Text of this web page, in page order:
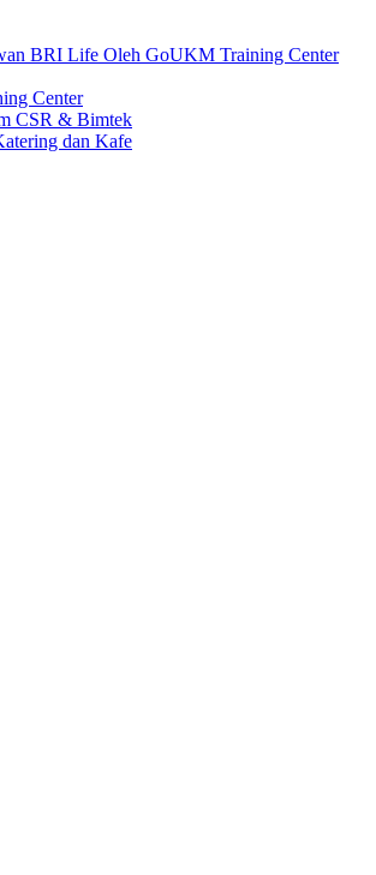
BRI Life Oleh GoUKM Training Center
Center
CSR & Bimtek
dan Kafe